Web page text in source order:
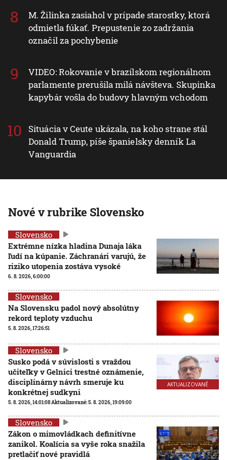
M. Žilinka zasiahol v prípade starostky, ktorá
odmietla fúkať. Prepustenie zo zadržania
označil za pochybenie
VIDEO: Rokovanie v brazílskom regionálnom
parlamente prerušila milá návšteva. Skupinka
kapybár vošla do budovy hlavným vchodom
Situácia v Ceute ukázala, na koho strane stál
Donald Trump, píše španielsky denník La
Vanguardia
Nové v rubrike Slovensko
Slovensko
Extrémne nízka hladina Dunaja láka
ľudí na kúpanie. Záchranári varujú, že
riziko utopenia zostáva vysoké
6. 8. 2026, 6:00:00
Slovensko
Na Slovensku padol nový absolútny
rekord teploty vzduchu
5. 8. 2026, 17:26:51
AKTUALIZOVANÉ
Slovensko
Susko podá v súvislosti s vraždou
učiteľky v Gelnici trestné oznámenie,
disciplinárny návrh smeruje ku
konkrétnej sudkyni
5. 8. 2026, 14:01:08 Aktualizované:5. 8. 2026, 19:09:00
Slovensko
Zákon o mimovládkach definitívne
zanikol. Koalícia sa vyše roka snažila
pretlačiť nové pravidlá